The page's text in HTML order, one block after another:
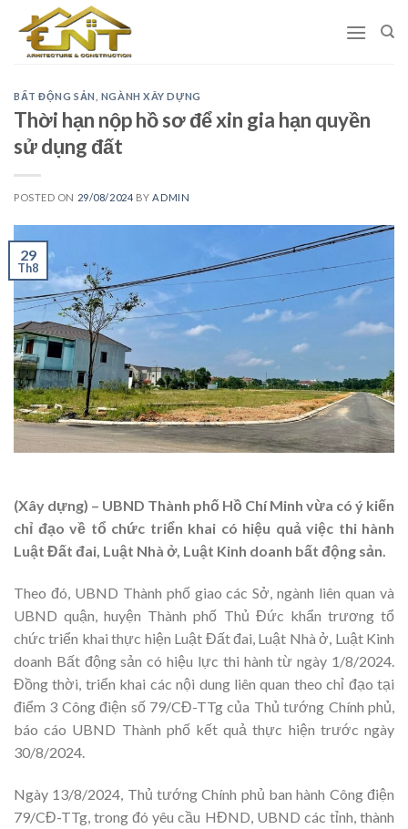
content
BẤT ĐỘNG SẢN NGÀNH XÂY DỰNG
Thời hạn nộp hồ sơ để xin gia hạn quyền
sử dụng đất
POSTED ON 29/08/2024 BY ADMIN
29
Th8
(Xây dựng) – UBND Thành phố Hồ Chí Minh vừa có ý kiến
chỉ đạo về tổ chức triển khai có hiệu quả việc thi hành
Luật Đất đai, Luật Nhà ở, Luật Kinh doanh bất động sản.
Theo đó, UBND Thành phố giao các Sở, ngành liên quan và
UBND quận, huyện Thành phố Thủ Đức khẩn trương tổ
chức triển khai thực hiện Luật Đất đai, Luật Nhà ở, Luật Kinh
doanh Bất động sản có hiệu lực thi hành từ ngày 1/8/2024.
Đồng thời, triển khai các nội dung liên quan theo chỉ đạo tại
điểm 3 Công điện số 79/CĐ-TTg của Thủ tướng Chính phủ,
báo cáo UBND Thành phố kết quả thực hiện trước ngày
30/8/2024.
Ngày 13/8/2024, Thủ tướng Chính phủ ban hành Công điện
79/CĐ-TTg, trong đó yêu cầu HĐND, UBND các tỉnh, thành